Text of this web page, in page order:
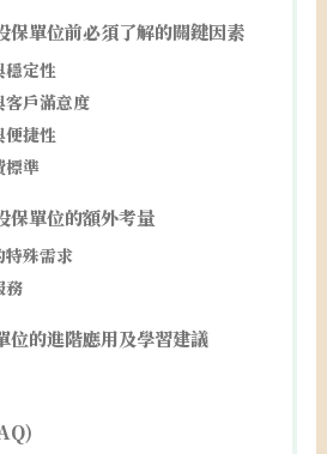
保單位前必須了解的關鍵因素
穩定性
客戶滿意度
便捷性
標準
保單位的額外考量
特殊需求
務
位的進階應用及學習建議